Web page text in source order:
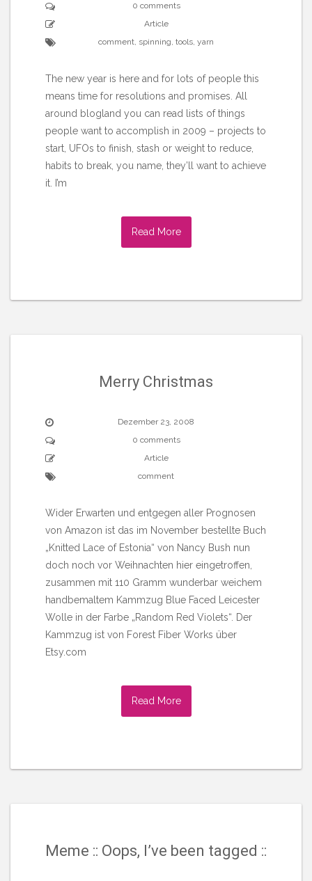
0 comments
Article
comment, spinning, tools, yarn
The new year is here and for lots of people this
means time for resolutions and promises. All
around blogland you can read lists of things
people want to accomplish in 2009 – projects to
start, UFOs to finish, stash or weight to reduce,
habits to break, you name, they’ll want to achieve
it. I’m
Read More
Merry Christmas
Dezember 23, 2008
0 comments
Article
comment
Wider Erwarten und entgegen aller Prognosen
von Amazon ist das im November bestellte Buch
„Knitted Lace of Estonia“ von Nancy Bush nun
doch noch vor Weihnachten hier eingetroffen,
zusammen mit 110 Gramm wunderbar weichem
handbemaltem Kammzug Blue Faced Leicester
Wolle in der Farbe „Random Red Violets“. Der
Kammzug ist von Forest Fiber Works über
Etsy.com
Read More
Meme :: Oops, I’ve been tagged ::